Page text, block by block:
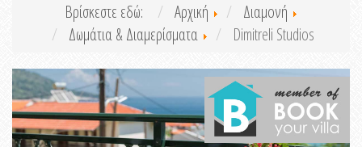
Βρίσκεστε εδώ: Αρχική
Διαμονή
Δωμάτια & Διαμερίσματα
Dimitreli Studios